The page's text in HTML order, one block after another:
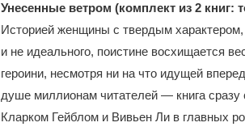
Унесенные ветром (комплект из 2 книг:
Историей женщины с твердым
и не идеального, поистине восхищается
героини, несмотря ни на что идущей
душе миллионам читателей — книга
Кларком Гейблом и Вивьен Ли в главных